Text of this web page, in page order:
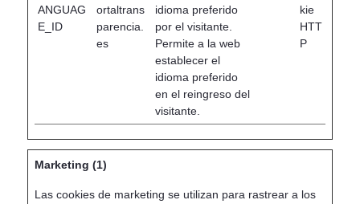
ANGUAG
E_ID
ortaltrans
parencia.
es
idioma preferido
por el visitante.
Permite a la web
establecer el
idioma preferido
en el reingreso del
visitante.
kie
HTT
P
Marketing (1)
Las cookies de marketing se utilizan para rastrear a los